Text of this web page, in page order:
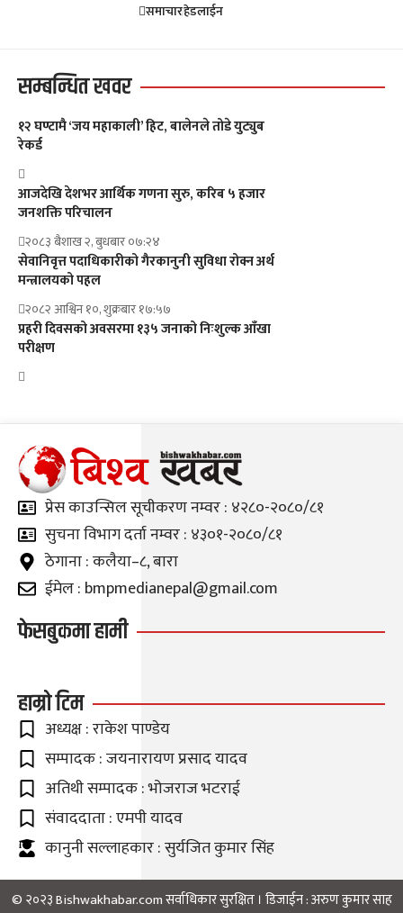
समाचारहेडलाईन
सम्बन्धित खवर
१२ घण्टामै ‘जय महाकाली’ हिट, बालेनले तोडे युट्युब
रेकर्ड
आजदेखि देशभर आर्थिक गणना सुरु, करिब ५ हजार
जनशक्ति परिचालन
२०८३ बैशाख २, बुधबार ०७:२४
सेवानिवृत्त पदाधिकारीको गैरकानुनी सुविधा रोक्न अर्थ
मन्त्रालयको पहल
२०८२ आश्विन १०, शुक्रबार १७:५७
प्रहरी दिवसको अवसरमा १३५ जनाको निःशुल्क आँखा
परीक्षण
प्रेस काउन्सिल सूचीकरण नम्वर : ४२८०-२०८०/८१
सुचना विभाग दर्ता नम्वर : ४३०१-२०८०/८१
ठेगाना : कलैया–८, बारा
ईमेल : bmpmedianepal@gmail.com
फेसबुकमा हामी
हाम्रो टिम
अध्यक्ष : राकेश पाण्डेय
सम्पादक : जयनारायण प्रसाद यादव
अतिथी सम्पादक : भोजराज भटराई
संवाददाता : एमपी यादव
कानुनी सल्लाहकार : सुर्यजित कुमार सिंह
© २०२३ Bishwakhabar.com सर्वाधिकार सुरक्षित । डिजाईन :अरुण कुमार साह